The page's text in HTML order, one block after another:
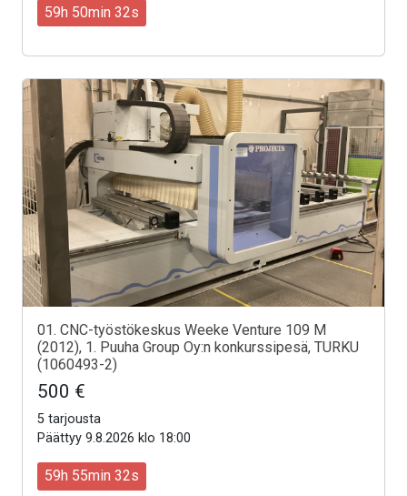
59h 50min 30s
01. CNC-työstökeskus Weeke Venture 109 M
(2012), 1. Puuha Group Oy:n konkurssipesä, TURKU
(1060493-2)
500 €
5 tarjousta
Päättyy 9.8.2026 klo 18:00
59h 55min 30s